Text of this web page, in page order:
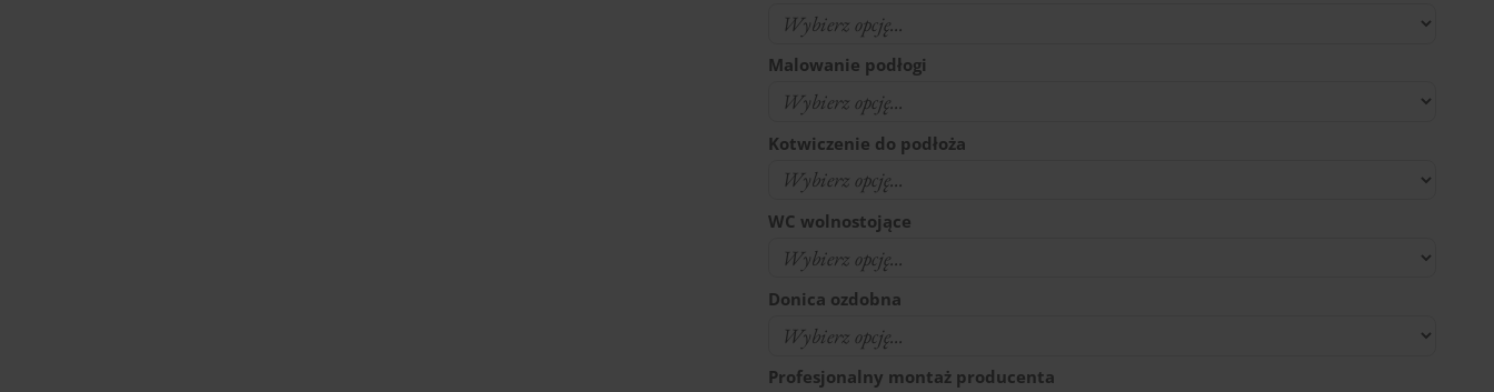
Malowanie podłogi
Kotwiczenie do podłoża
WC wolnostojące
Donica ozdobna
Profesjonalny montaż producenta